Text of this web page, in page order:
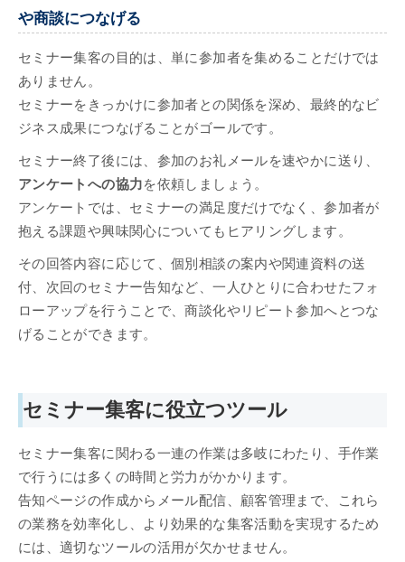
や商談につなげる
セミナー集客の目的は、単に参加者を集めることだけでは
ありません。
セミナーをきっかけに参加者との関係を深め、最終的なビ
ジネス成果につなげることがゴールです。
セミナー終了後には、参加のお礼メールを速やかに送り、
アンケートへの協力を依頼しましょう。
アンケートでは、セミナーの満足度だけでなく、参加者が
抱える課題や興味関心についてもヒアリングします。
その回答内容に応じて、個別相談の案内や関連資料の送
付、次回のセミナー告知など、一人ひとりに合わせたフォ
ローアップを行うことで、商談化やリピート参加へとつな
げることができます。
セミナー集客に役立つツール
セミナー集客に関わる一連の作業は多岐にわたり、手作業
で行うには多くの時間と労力がかかります。
告知ページの作成からメール配信、顧客管理まで、これら
の業務を効率化し、より効果的な集客活動を実現するため
には、適切なツールの活用が欠かせません。